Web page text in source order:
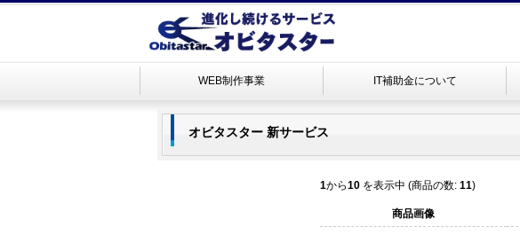
WEB制作事業 IT補助金について
オビタスター 新サービス
1から10を表示中 (商品の数: 11)
商品画像